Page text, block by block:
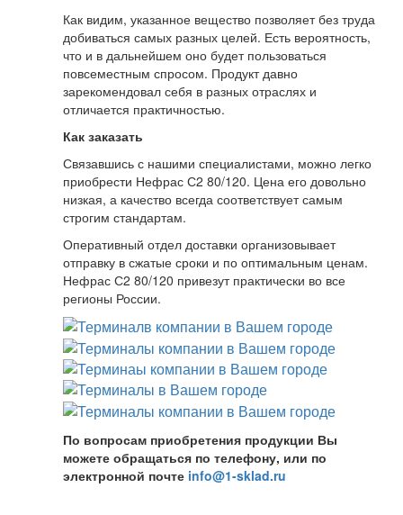
Как видим, указанное вещество позволяет без труда
добиваться самых разных целей. Есть вероятность,
что и в дальнейшем оно будет пользоваться
повсеместным спросом. Продукт давно
зарекомендовал себя в разных отраслях и
отличается практичностью.
Как заказать
Связавшись с нашими специалистами, можно легко
приобрести Нефрас С2 80/120. Цена его довольно
низкая, а качество всегда соответствует самым
строгим стандартам.
Оперативный отдел доставки организовывает
отправку в сжатые сроки и по оптимальным ценам.
Нефрас С2 80/120 привезут практически во все
регионы России.
По вопросам приобретения продукции Вы
можете обращаться по телефону, или по
электронной почте info@1-sklad.ru